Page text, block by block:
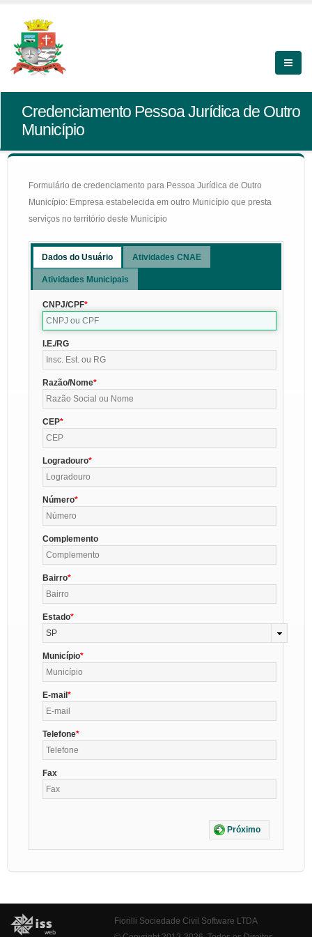
Credenciamento Pessoa Jurídica de Outro
Município
Formulário de credenciamento para Pessoa Jurídica de Outro
Município: Empresa estabelecida em outro Município que presta
serviços no território deste Município
Dados do Usuário Atividades CNAE
Atividades Municipais
CNPJ/CPF
I.E./RG
Razão/Nome
CEP
Logradouro
Número
Complemento
Bairro
Estado
SP
Município
E-mail
Telefone
Fax
Próximo
Fiorilli Sociedade Civil Software LTDA